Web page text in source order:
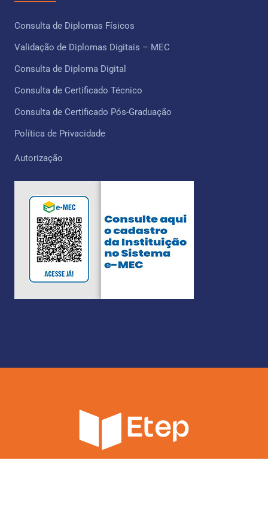
Consulta de Diplomas Físicos
Validação de Diplomas Digitais – MEC
Consulta de Diploma Digital
Consulta de Certificado Técnico ​
Consulta de Certificado Pós-Graduação
Política de Privacidade
Autorização